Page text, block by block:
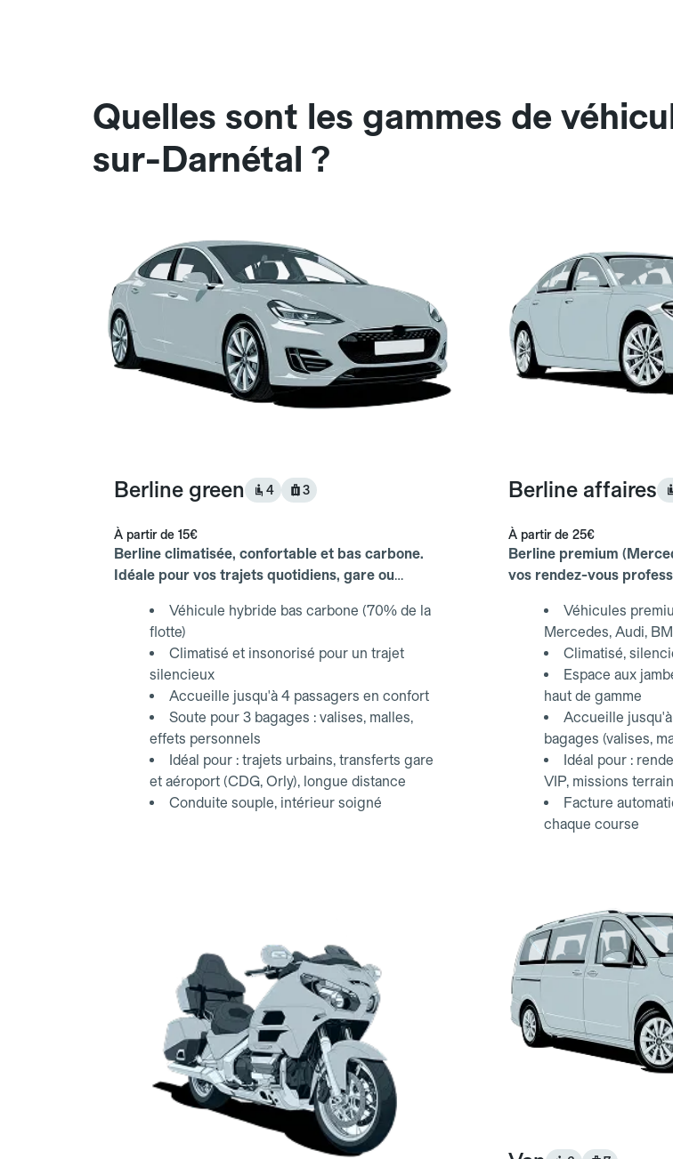
Quelles sont les gammes de
sur-Darnétal ?
Berline green 4 3
À partir de 15€
Berline climatisée, confortable et bas carbone.
Idéale pour vos trajets quotidiens, gare ou
Véhicule hybride bas carbone (70% de la
flotte)
Climatisé et insonorisé pour un trajet
silencieux
Accueille jusqu'à 4 passagers en confort
Soute pour 3 bagages : valises, malles,
effets personnels
Idéal pour : trajets urbains, transferts gare
et aéroport (CDG, Orly), longue distance
Conduite souple, intérieur soigné
Berline affaires
À partir de 25€
Berline premium
vos rendez-vous
Véhicules
Mercedes, Audi,
Climatisé,
Espace aux
haut de gamme
Accueille
bagages (valises,
Idéal pour :
VIP, missions
Facture
chaque course